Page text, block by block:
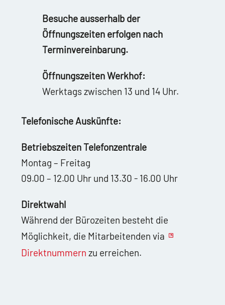
Besuche ausserhalb der
Öffnungszeiten erfolgen nach
Terminvereinbarung.
Öffnungszeiten Werkhof:
Werktags zwischen 13 und 14 Uhr.
Telefonische Auskünfte:
Betriebszeiten Telefonzentrale
Montag – Freitag
09.00 – 12.00 Uhr und 13.30 - 16.00 Uhr
Direktwahl
Während der Bürozeiten besteht die
Möglichkeit, die Mitarbeitenden via
Direktnummern zu erreichen.